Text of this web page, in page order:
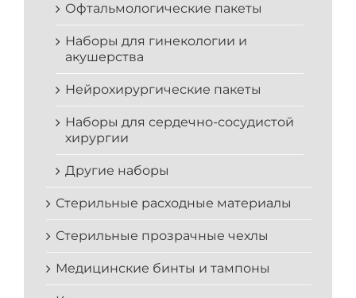
Офтальмологические пакеты
Наборы для гинекологии и
акушерства
Нейрохирургические пакеты
Наборы для сердечно-сосудистой
хирургии
Другие наборы
Стерильные расходные материалы
Стерильные прозрачные чехлы
Медицинские бинты и тампоны